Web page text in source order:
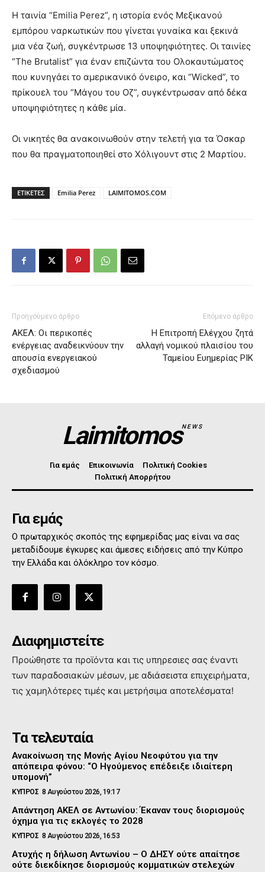
Η ταινία “Emilia Perez”, η ιστορία ενός Μεξικανού
εμπόρου ναρκωτικών που γίνεται γυναίκα και ξεκινά
μια νέα ζωή, συγκέντρωσε 13 υποψηφιότητες. Οι ταινίες
“The Brutalist” για έναν επιζώντα του Ολοκαυτώματος
που κυνηγάει το αμερικανικό όνειρο, και “Wicked”, το
πρίκουελ του “Μάγου του Οζ”, συγκέντρωσαν από δέκα
υποψηφιότητες η κάθε μία.
Οι νικητές θα ανακοινωθούν στην τελετή για τα Όσκαρ
που θα πραγματοποιηθεί στο Χόλιγουντ στις 2 Μαρτίου.
ΕΤΙΚΕΤΕΣ Emilia Perez LAIMITOMOS.COM
Προηγούμενο άρθρο
ΑΚΕΛ: Οι περικοπές
ενέργειας αναδεικνύουν την
απουσία ενεργειακού
σχεδιασμού
Επόμενο άρθρο
Η Επιτροπή Ελέγχου ζητά
αλλαγή νομικού πλαισίου του
Ταμείου Ευημερίας ΡΙΚ
LaimitomosNEWS
Για εμάς Επικοινωνία
Πολιτική Cookies
Πολιτική Απορρήτου
Για εμάς
Ο πρωταρχικός σκοπός της εφημερίδας μας είναι να σας
μεταδίδουμε έγκυρες και άμεσες ειδήσεις από την Κύπρο
την Ελλάδα και όλόκληρο τον κόσμο.
Διαφημιστείτε
Προώθηστε τα προϊόντα και τις υπηρεσιες σας έναντι
των παραδοσιακών μέσων, με αδιάσειστα επιχειρήματα,
τις χαμηλότερες τιμές και μετρήσιμα αποτελέσματα!
Τα τελευταία
Ανακοίνωση της Μονής Αγίου Νεοφύτου για την
απόπειρα φόνου: “Ο Ηγούμενος επέδειξε ιδιαίτερη
υπομονή”
ΚΥΠΡΟΣ 8 Αυγούστου 2026, 19:17
Απάντηση ΑΚΕΛ σε Αντωνίου: Έκαναν τους διορισμούς
όχημα για τις εκλογές το 2028
ΚΥΠΡΟΣ 8 Αυγούστου 2026, 16:53
Ατυχής η δήλωση Αντωνίου – Ο ΔΗΣΥ ούτε απαίτησε
ούτε διεκδίκησε διορισμούς κομματικών στελεχών